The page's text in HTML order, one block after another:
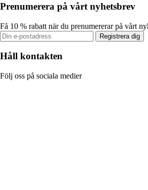
Prenumerera på vårt nyhetsbrev
Få 10 % rabatt när du prenumererar på vårt
Registrera dig
Håll kontakten
Följ oss på sociala medier